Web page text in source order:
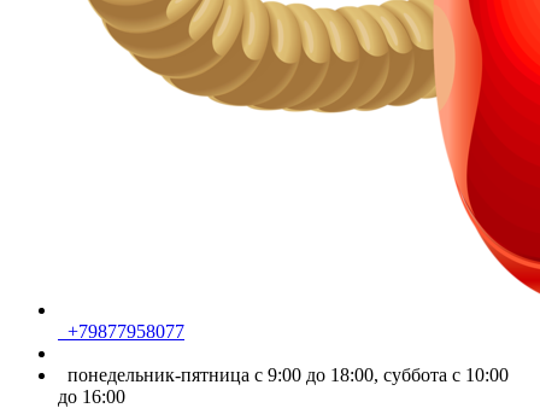
+79877958077
понедельник-пятница с 9:00 до 18:00, суббота с 10:00
до 16:00